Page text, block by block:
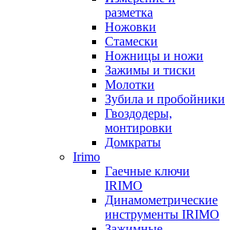
разметка
Ножовки
Стамески
Ножницы и ножи
Зажимы и тиски
Молотки
Зубила и пробойники
Гвоздодеры,
монтировки
Домкраты
Irimo
Гаечные ключи
IRIMO
Динамометрические
инструменты IRIMO